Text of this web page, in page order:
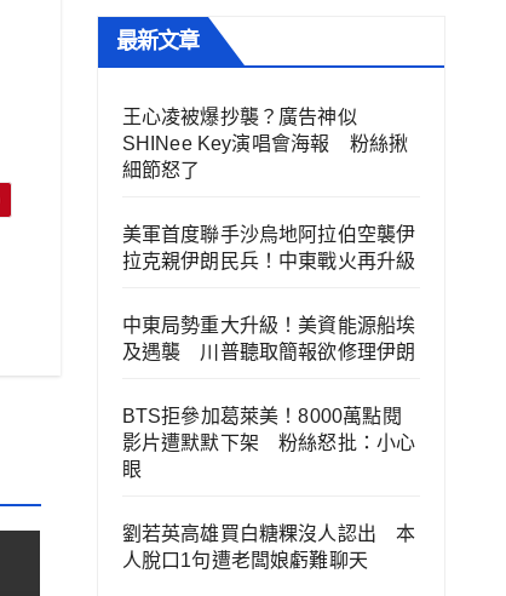
最新文章
王心凌被爆抄襲？廣告神似
SHINee Key演唱會海報 粉絲揪
細節怒了
美軍首度聯手沙烏地阿拉伯空襲伊
拉克親伊朗民兵！中東戰火再升級
中東局勢重大升級！美資能源船埃
及遇襲 川普聽取簡報欲修理伊朗
BTS拒參加葛萊美！8000萬點閱
影片遭默默下架 粉絲怒批：小心
眼
劉若英高雄買白糖粿沒人認出 本
人脫口1句遭老闆娘虧難聊天